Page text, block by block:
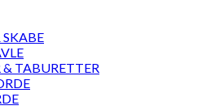
SKABE
& TABURETTER